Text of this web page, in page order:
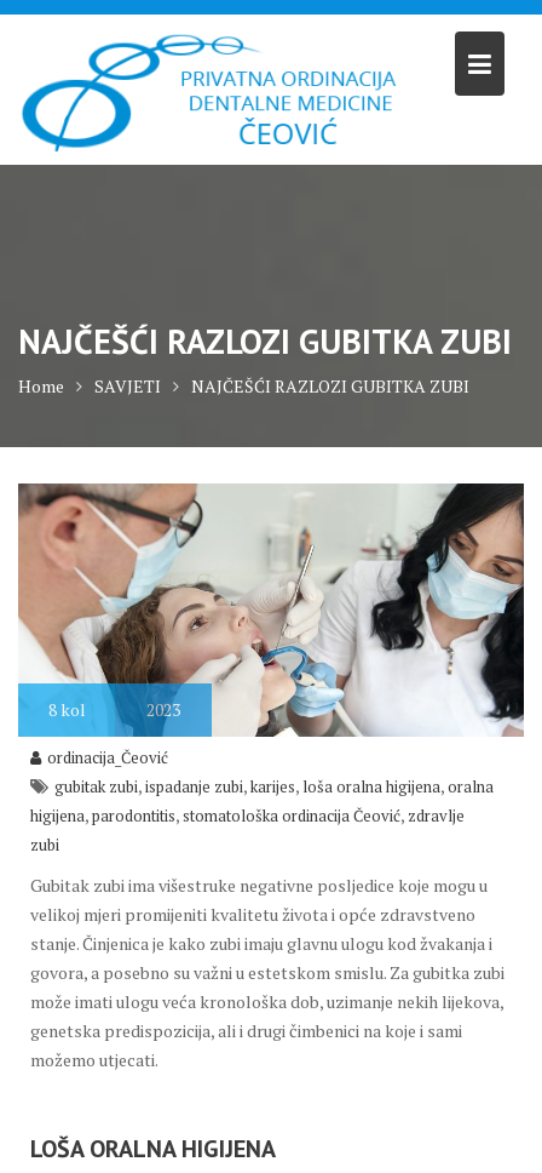
Skip
NAJČEŠĆI RAZLOZI GUBITKA ZUBI
Home SAVJETI NAJČEŠĆI RAZLOZI GUBITKA ZUBI
8 kol 2023
ordinacija_Čeović
gubitak zubi,ispadanje zubi,karijes, loša oralna higijena,oralna
higijena,parodontitis,stomatološka ordinacija Čeović, zdravlje
zubi
Gubitak zubi ima višestruke negativne posljedice koje mogu u
velikoj mjeri promijeniti kvalitetu života i opće zdravstveno
stanje. Činjenica je kako zubi imaju glavnu ulogu kod žvakanja i
govora, a posebno su važni u estetskom smislu. Za gubitka zubi
može imati ulogu veća kronološka dob, uzimanje nekih lijekova,
genetska predispozicija, ali i drugi čimbenici na koje i sami
možemo utjecati.
LOŠA ORALNA HIGIJENA